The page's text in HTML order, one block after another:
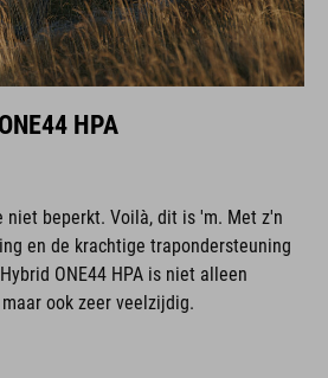
HPA
niet beperkt. Voilà, dit is 'm. Met z'n
en de krachtige trapondersteuning
ONE44 HPA is niet alleen
ook zeer veelzijdig.